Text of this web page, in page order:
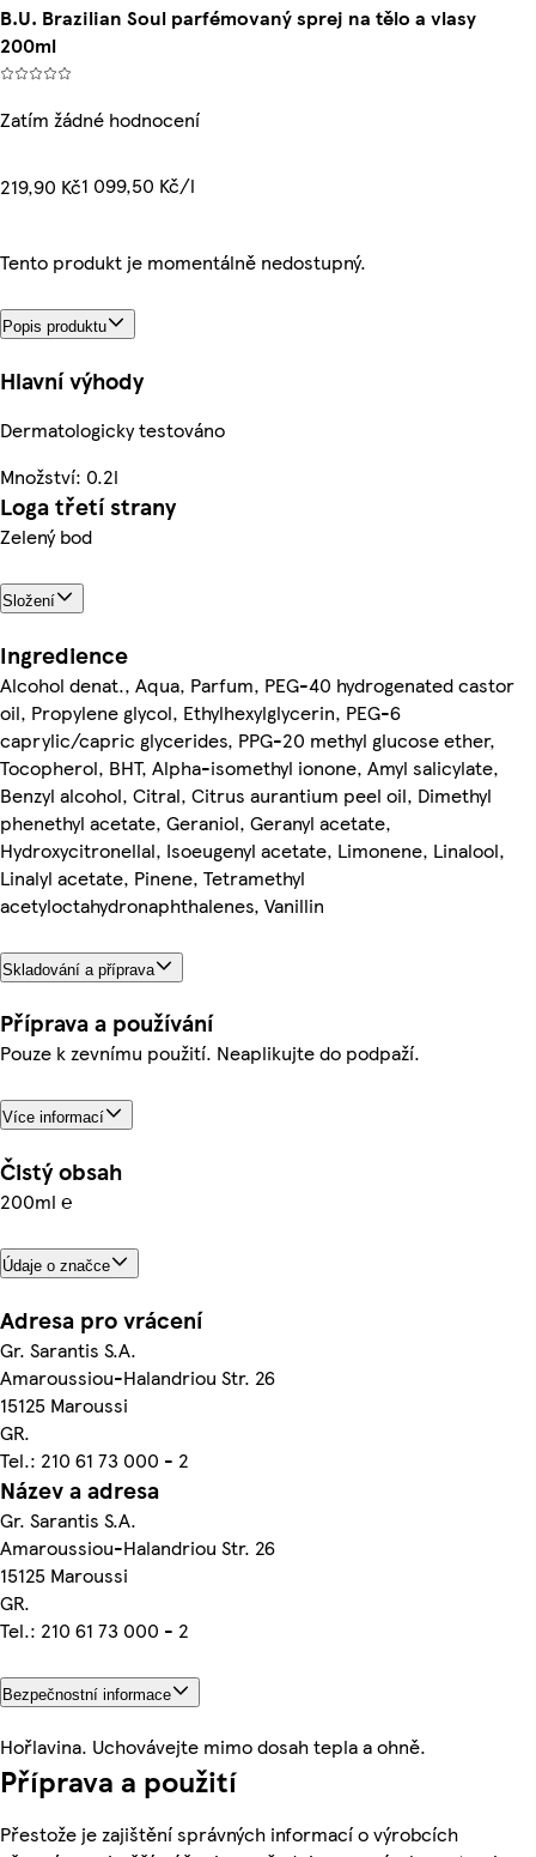
B.U. Brazilian Soul parfémovaný sprej na tělo a vlasy
200ml
Zatím žádné hodnocení
219,90 Kč1 099,50 Kč/l
Tento produkt je momentálně nedostupný.
Popis produktu
Hlavní výhody
Dermatologicky testováno
Množství: 0.2l
Loga třetí strany
Zelený bod
Složení
Ingredience
Alcohol denat., Aqua, Parfum, PEG-40 hydrogenated castor
oil, Propylene glycol, Ethylhexylglycerin, PEG-6
caprylic/capric glycerides, PPG-20 methyl glucose ether,
Tocopherol, BHT, Alpha-isomethyl ionone, Amyl salicylate,
Benzyl alcohol, Citral, Citrus aurantium peel oil, Dimethyl
phenethyl acetate, Geraniol, Geranyl acetate,
Hydroxycitronellal, Isoeugenyl acetate, Limonene, Linalool,
Linalyl acetate, Pinene, Tetramethyl
acetyloctahydronaphthalenes, Vanillin
Skladování a příprava
Příprava a používání
Pouze k zevnímu použití. Neaplikujte do podpaží.
Více informací
Čistý obsah
200ml ℮
Údaje o značce
Adresa pro vrácení
Gr. Sarantis S.A.
Amaroussiou-Halandriou Str. 26
15125 Maroussi
GR.
Tel.: 210 61 73 000 - 2
Název a adresa
Gr. Sarantis S.A.
Amaroussiou-Halandriou Str. 26
15125 Maroussi
GR.
Tel.: 210 61 73 000 - 2
Bezpečnostní informace
Hořlavina. Uchovávejte mimo dosah tepla a ohně.
Příprava a použití
Přestože je zajištění správných informací o výrobcích